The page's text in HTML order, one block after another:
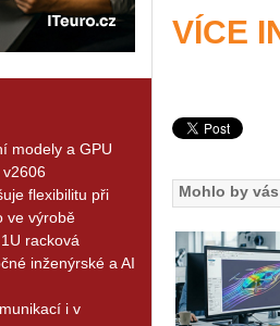
modely a GPU
flexibilitu při
ve výrobě
racková
inženýrské a AI
i v
VÍCE
Mohlo by